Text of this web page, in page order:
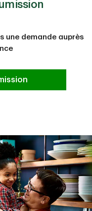
une demande auprès